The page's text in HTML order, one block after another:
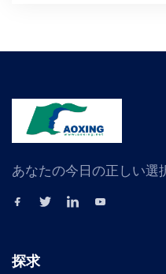
あなたの今日の正しい選
探求